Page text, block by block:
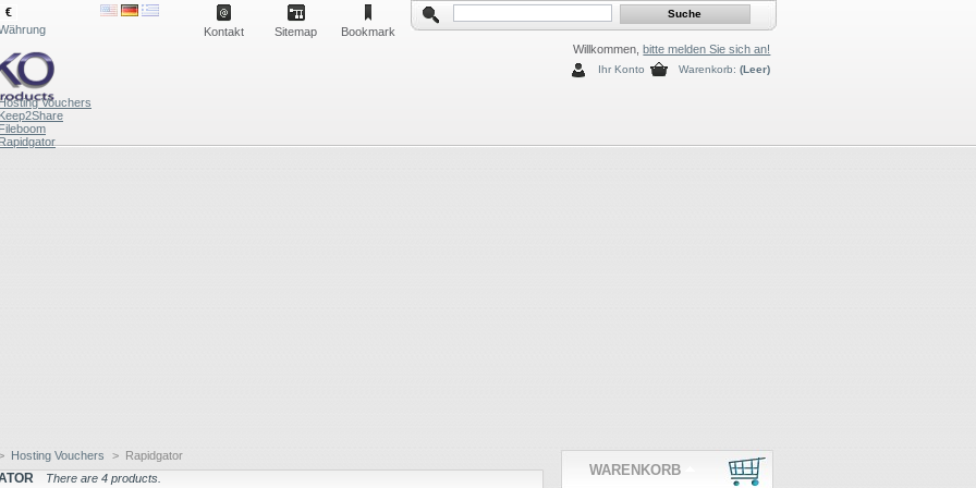
€
Kontakt Sitemap
Bookmark
Willkommen,bitte melden Sie sich an!
Warenkorb: (Leer)
Ihr Konto
Vouchers
Keep2Share
Fileboom
Rapidgator
Hosting Vouchers > Rapidgator
There are 4 products.
WARENKORB